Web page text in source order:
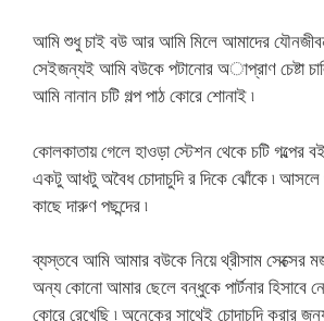
আমি শুধু চাই বউ আর আমি মিলে আমাদের
সেইজন্যই আমি বউকে পটানোর অাপ্রাণ চেষ্টা
আমি নানান চটি গল্প পাঠ কোরে শোনাই ৷
কোলকাতায় গেলে হাওড়া স্টেশন থেকে চটি গল্পের
একটু আধটু অবৈধ চোদাচুদি র দিকে ঝোঁকে ৷ আসলে
কাছে দারুণ পছন্দের ৷
ব্যস্তবে আমি আমার বউকে নিয়ে থ্রীসাম সেক্সের
অন্য কোনো আমার ছেলে বন্ধুকে পার্টনার হিসাবে
কোরে রেখেছি ৷ অনেকের সাথেই চোদাচুদি করার